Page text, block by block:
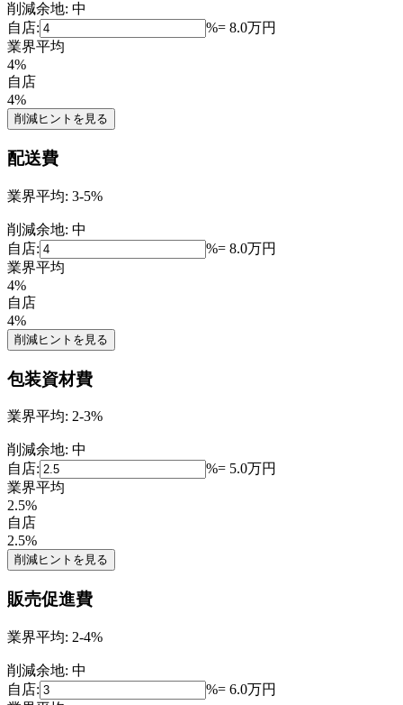
削減余地: 中
自店:
%= 8.0万円
業界平均
4%
自店
4%
削減ヒントを見る
配送費
業界平均: 3-5%
削減余地: 中
自店:
%= 8.0万円
業界平均
4%
自店
4%
削減ヒントを見る
包装資材費
業界平均: 2-3%
削減余地: 中
自店:
%= 5.0万円
業界平均
2.5%
自店
2.5%
削減ヒントを見る
販売促進費
業界平均: 2-4%
削減余地: 中
自店:
%= 6.0万円